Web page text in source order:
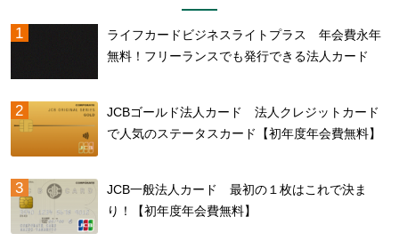
ライフカードビジネスライトプラス 年会費永年
無料！フリーランスでも発行できる法人カード
JCBゴールド法人カード 法人クレジットカード
で人気のステータスカード【初年度年会費無料】
JCB一般法人カード 最初の１枚はこれで決ま
り！【初年度年会費無料】